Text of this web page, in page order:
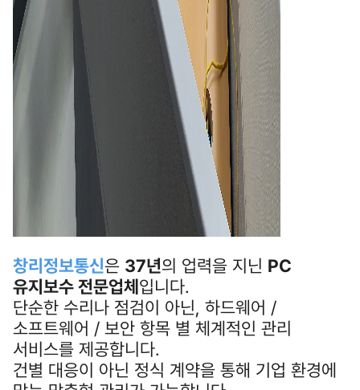
창리정보통신은 37년의 업력을 지닌 PC
유지보수 전문업체입니다.
단순한 수리나 점검이 아닌, 하드웨어 /
소프트웨어 / 보안 항목 별 체계적인 관리
서비스를 제공합니다.
건별 대응이 아닌 정식 계약을 통해 기업 환경에